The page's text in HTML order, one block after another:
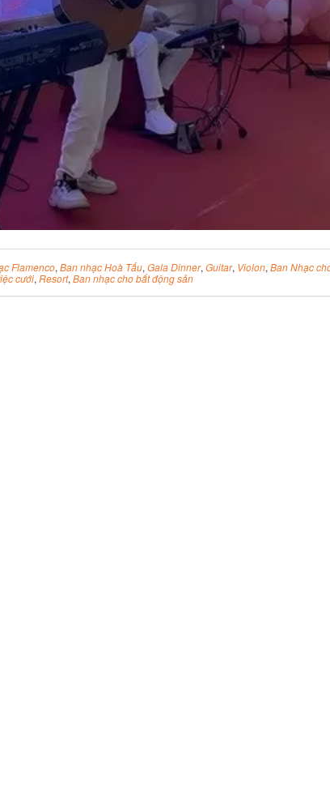
Flamenco, Ban nhạc Hoà Tấu, Gala Dinner, Guitar, Violon, Ban Nhạc
cưới, Resort, Ban nhạc cho bất động sản